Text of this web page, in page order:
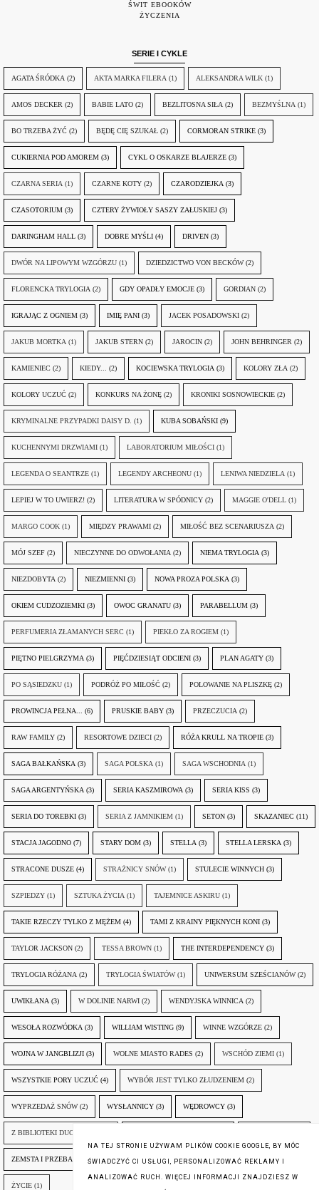
ŚWIT EBOOKÓW
ŻYCZENIA
SERIE I CYKLE
AGATA ŚRÓDKA (2) AKTA MARKA FILERA (1) ALEKSANDRA WILK (1)
AMOS DECKER (2) BABIE LATO (2) BEZLITOSNA SIŁA (2) BEZMYŚLNA (1)
BO TRZEBA ŻYĆ (2) BĘDĘ CIĘ SZUKAŁ (2) CORMORAN STRIKE (3)
CUKIERNIA POD AMOREM (3) CYKL O OSKARZE BLAJERZE (3)
CZARNA SERIA (1) CZARNE KOTY (2) CZARODZIEJKA (3)
CZASOTORIUM (3) CZTERY ŻYWIOŁY SASZY ZAŁUSKIEJ (3)
DARINGHAM HALL (3) DOBRE MYŚLI (4) DRIVEN (3)
DWÓR NA LIPOWYM WZGÓRZU (1) DZIEDZICTWO VON BECKÓW (2)
FLORENCKA TRYLOGIA (2) GDY OPADŁY EMOCJE (3) GORDIAN (2)
IGRAJĄC Z OGNIEM (3) IMIĘ PANI (3) JACEK POSADOWSKI (2)
JAKUB MORTKA (1) JAKUB STERN (2) JAROCIN (2) JOHN BEHRINGER (2)
KAMIENIEC (2) KIEDY... (2) KOCIEWSKA TRYLOGIA (3) KOLORY ZŁA (2)
KOLORY UCZUĆ (2) KONKURS NA ŻONĘ (2) KRONIKI SOSNOWIECKIE (2)
KRYMINALNE PRZYPADKI DAISY D. (1) KUBA SOBAŃSKI (9)
KUCHENNYMI DRZWIAMI (1) LABORATORIUM MIŁOŚCI (1)
LEGENDA O SEANTRZE (1) LEGENDY ARCHEONU (1) LENIWA NIEDZIELA (1)
LEPIEJ W TO UWIERZ! (2) LITERATURA W SPÓDNICY (2) MAGGIE O'DELL (1)
MARGO COOK (1) MIĘDZY PRAWAMI (2) MIŁOŚĆ BEZ SCENARIUSZA (2)
MÓJ SZEF (2) NIECZYNNE DO ODWOŁANIA (2) NIEMA TRYLOGIA (3)
NIEZDOBYTA (2) NIEZMIENNI (3) NOWA PROZA POLSKA (3)
OKIEM CUDZOZIEMKI (3) OWOC GRANATU (3) PARABELLUM (3)
PERFUMERIA ZŁAMANYCH SERC (1) PIEKŁO ZA ROGIEM (1)
PIĘTNO PIELGRZYMA (3) PIĘĆDZIESIĄT ODCIENI (3) PLAN AGATY (3)
PO SĄSIEDZKU (1) PODRÓŻ PO MIŁOŚĆ (2) POLOWANIE NA PLISZKĘ (2)
PROWINCJA PEŁNA... (6) PRUSKIE BABY (3) PRZECZUCIA (2)
RAW FAMILY (2) RESORTOWE DZIECI (2) RÓŻA KRULL NA TROPIE (3)
SAGA BAŁKAŃSKA (3) SAGA POLSKA (1) SAGA WSCHODNIA (1)
SAGA ARGENTYŃSKA (3) SERIA KASZMIROWA (3) SERIA KISS (3)
SERIA DO TOREBKI (3) SERIA Z JAMNIKIEM (1) SETON (3) SKAZANIEC (11)
STACJA JAGODNO (7) STARY DOM (3) STELLA (3) STELLA LERSKA (3)
STRACONE DUSZE (4) STRAŻNICY SNÓW (1) STULECIE WINNYCH (3)
SZPIEDZY (1) SZTUKA ŻYCIA (1) TAJEMNICE ASKIRU (1)
TAKIE RZECZY TYLKO Z MĘŻEM (4) TAMI Z KRAINY PIĘKNYCH KONI (3)
TAYLOR JACKSON (2) TESSA BROWN (1) THE INTERDEPENDENCY (3)
TRYLOGIA RÓŻANA (2) TRYLOGIA ŚWIATÓW (1) UNIWERSUM SZEŚCIANÓW (2)
UWIKŁANA (3) W DOLINIE NARWI (2) WENDYJSKA WINNICA (2)
WESOŁA ROZWÓDKA (3) WILLIAM WISTING (9) WINNE WZGÓRZE (2)
WOJNA W JANGBLIZJI (3) WOLNE MIASTO RADES (2) WSCHÓD ZIEMI (1)
WSZYSTKIE PORY UCZUĆ (4) WYBÓR JEST TYLKO ZŁUDZENIEM (2)
WYPRZEDAŻ SNÓW (2) WYSŁANNICY (3) WĘDROWCY (3)
Z BIBLIOTEKI DUCHA GÓR
ZEMSTA I PRZEBACZENIE (6) ŚLADY ZBRODNI (3) ŻYCIA W ŻYCIU (3)
ŻYCIE (1)
NA TEJ STRONIE UŻYWAM PLIKÓW COOKIE GOOGLE, BY MÓC
ŚWIADCZYĆ CI USŁUGI, PERSONALIZOWAĆ REKLAMY I
ANALIZOWAĆ RUCH. WIĘCEJ INFORMACJI ZNAJDZIESZ W